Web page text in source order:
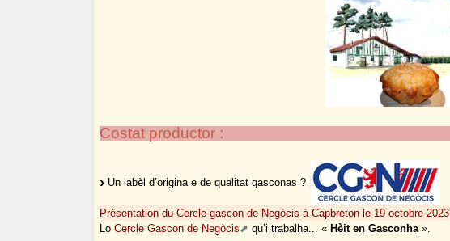
Costat productor :
Un labèl d’origina e de qualitat gasconas ?
Présentation du Cercle gascon de Negòcis à Capbreton le 19 octobre 2023
LoCercle Gascon de Negòcis qu’i trabalha... « Hèit en Gasconha».